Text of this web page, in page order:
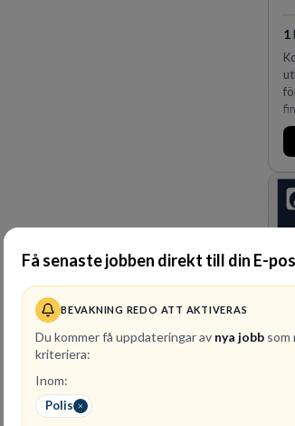
Få senaste jobben direkt till din E-
BEVAKNING REDO ATT AKTIVERAS
Du kommer få uppdateringar av nya jobb som
kriteriera:
Inom:
Polis
1